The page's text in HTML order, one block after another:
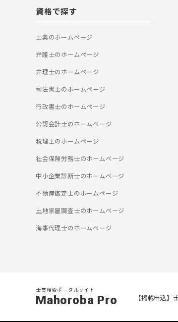
資格で探す
士業のホームぺージ
弁護士のホームぺージ
弁理士のホームぺージ
司法書士のホームぺージ
行政書士のホームぺージ
公認会計士のホームぺージ
税理士のホームぺージ
社会保険労務士のホームぺージ
中小企業診断士のホームぺージ
不動産鑑定士のホームぺージ
土地家屋調査士のホームぺージ
海事代理士のホームぺージ
士業検索ポータルサイト
Mahoroba Pro 【掲載申込】